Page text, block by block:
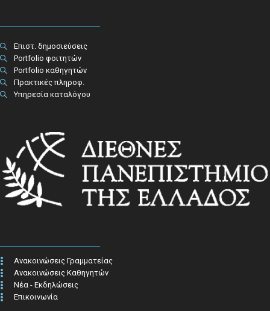
Επιστ. δημοσιεύσεις
Portfolio φοιτητών
Portfolio καθηγητών
Πρακτικές πληροφ.​
Υπηρεσία καταλόγου
Ανακοινώσεις Γραμματείας
Ανακοινώσεις Καθηγητών
Νέα - Εκδηλώσεις
Επικοινωνία